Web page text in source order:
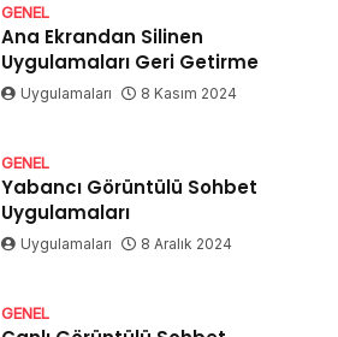
GENEL
Ana Ekrandan Silinen
Uygulamaları Geri Getirme
Uygulamaları 8 Kasım 2024
GENEL
Yabancı Görüntülü Sohbet
Uygulamaları
Uygulamaları 8 Aralık 2024
GENEL